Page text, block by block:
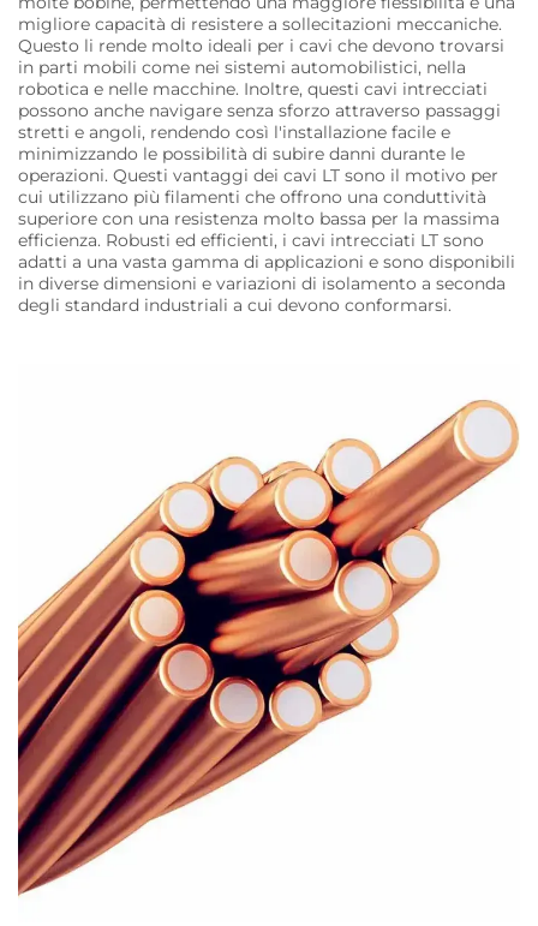
migliore capacità di resistere a sollecitazioni meccaniche.
Questo li rende molto ideali per i cavi che devono trovarsi
in parti mobili come nei sistemi automobilistici, nella
robotica e nelle macchine. Inoltre, questi cavi intrecciati
possono anche navigare senza sforzo attraverso passaggi
stretti e angoli, rendendo così l'installazione facile e
minimizzando le possibilità di subire danni durante le
operazioni. Questi vantaggi dei cavi LT sono il motivo per
cui utilizzano più filamenti che offrono una conduttività
superiore con una resistenza molto bassa per la massima
efficienza. Robusti ed efficienti, i cavi intrecciati LT sono
adatti a una vasta gamma di applicazioni e sono disponibili
in diverse dimensioni e variazioni di isolamento a seconda
degli standard industriali a cui devono conformarsi.